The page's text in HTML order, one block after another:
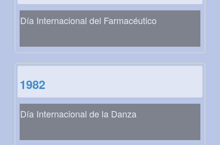
Día Internacional del Farmacéutico
1982
Día Internacional de la Danza